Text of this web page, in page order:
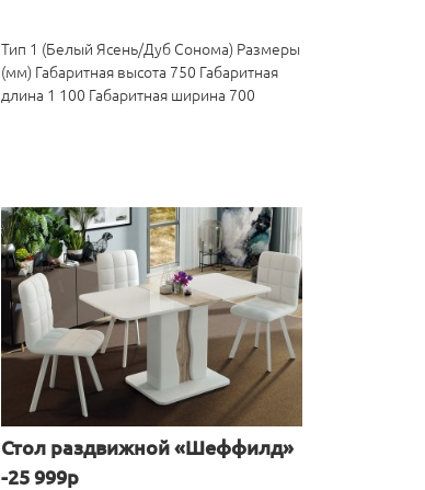
Тип 1 (Белый Ясень/Дуб Сонома) Размеры
(мм) Габаритная высота 750 Габаритная
длина 1 100 Габаритная ширина 700
Стол раздвижной «Шеффилд»
-25 999р